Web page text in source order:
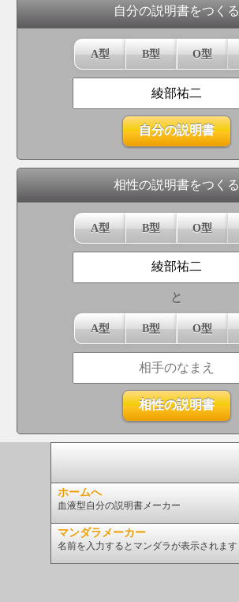
自分の説明書をつくる
A型 B型 O型
相性の説明書をつくる
A型 B型 O型
と
A型 B型 O型
ホームへ
血液型自分の説明書メーカー
マンダラメーカー
名前を入力するとマンダラが表示されます